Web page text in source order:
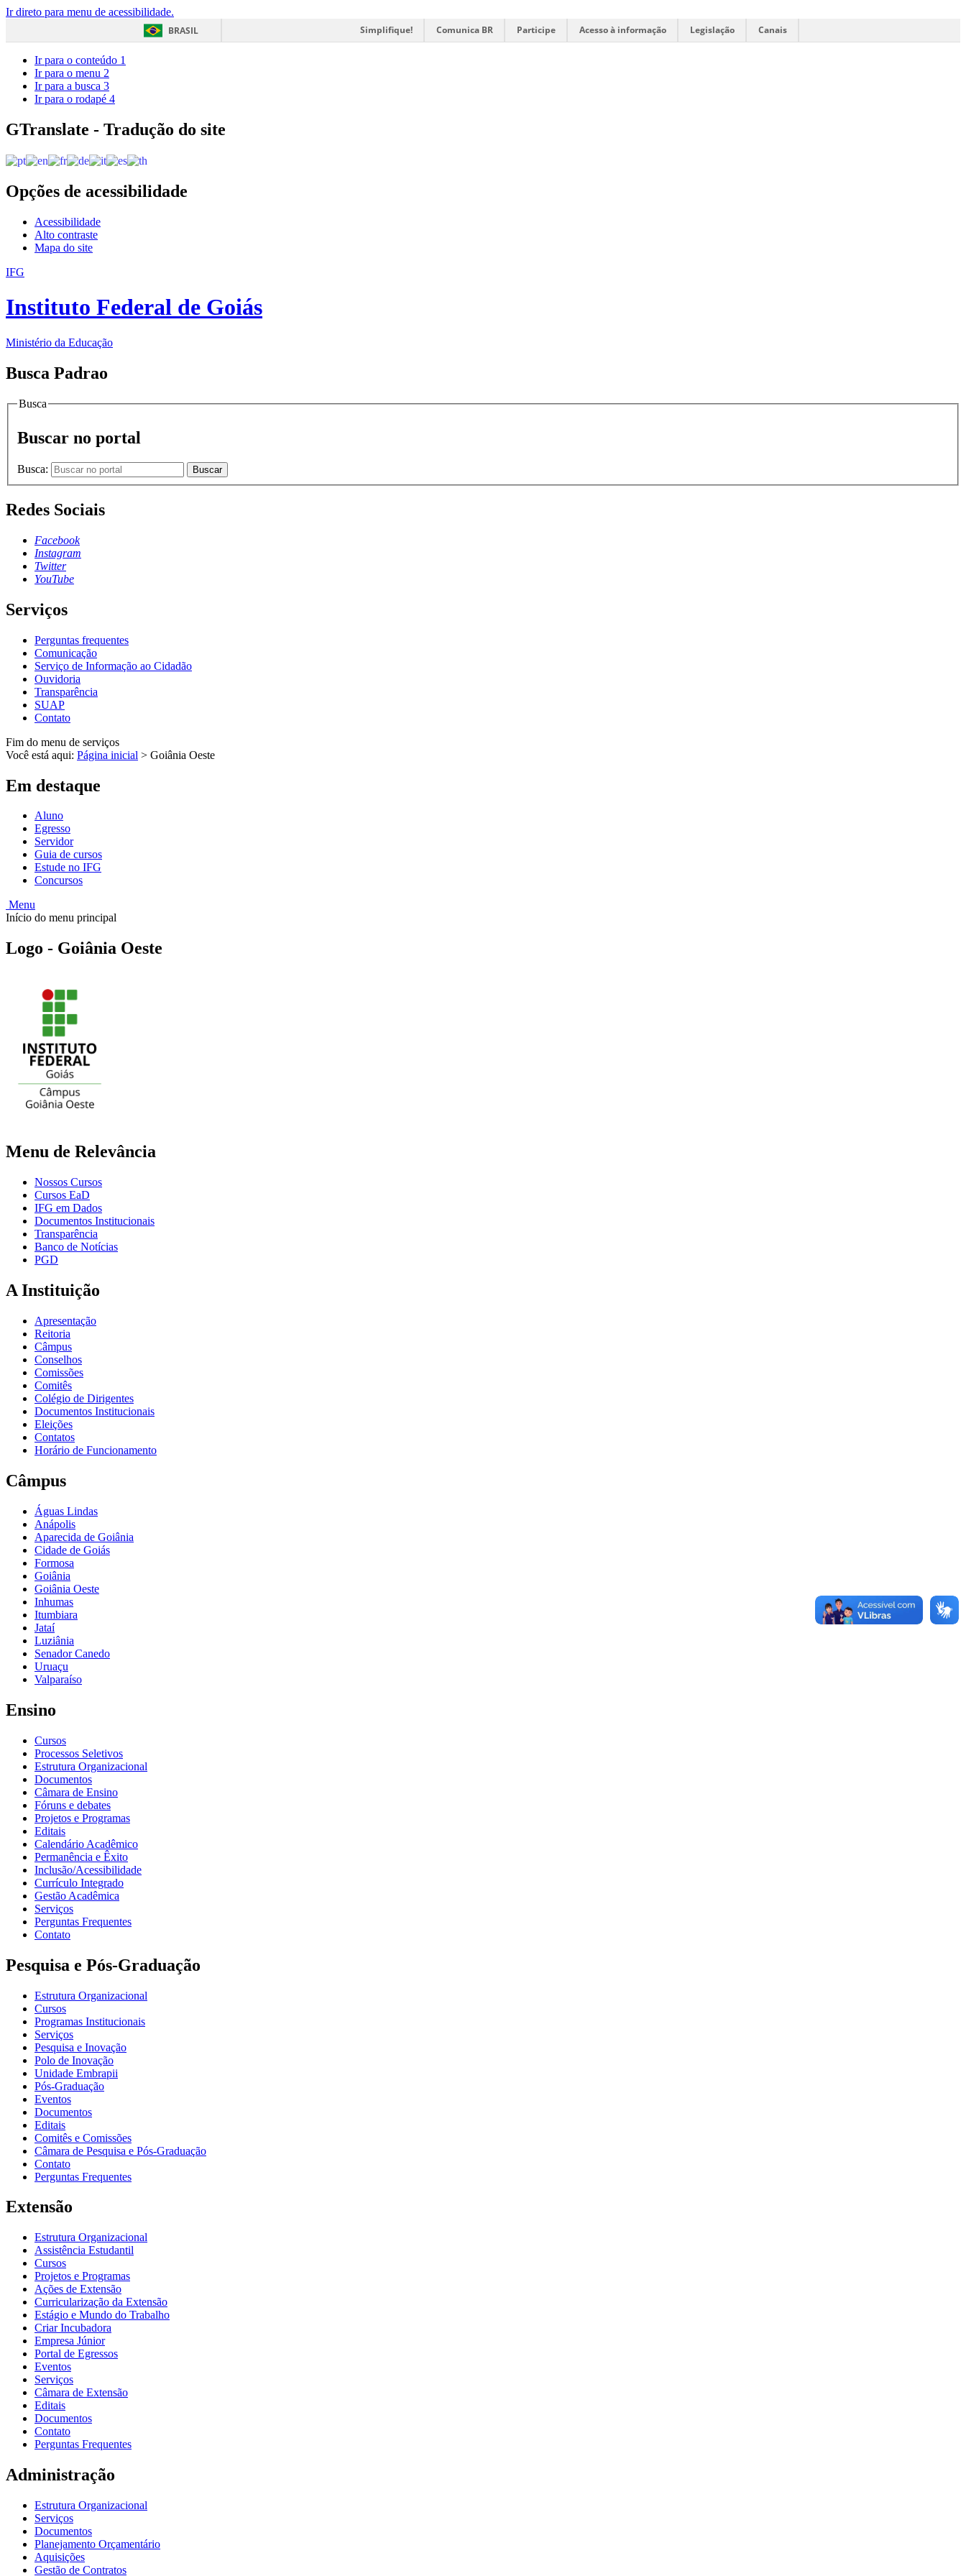
Ir direto para menu de acessibilidade.
BRASIL
Simplifique! Comunica BR Participe Acesso à informação Legislação Canais
Ir para o conteúdo 1
Ir para o menu 2
Ir para a busca 3
Ir para o rodapé 4
GTranslate - Tradução do site
Opções de acessibilidade
Acessibilidade
Alto contraste
Mapa do site
IFG
Instituto Federal de Goiás
Ministério da Educação
Busca Padrao
Busca
Buscar no portal
Busca: Buscar
Redes Sociais
Facebook
Instagram
Twitter
YouTube
Serviços
Perguntas frequentes
Comunicação
Serviço de Informação ao Cidadão
Ouvidoria
Transparência
SUAP
Contato
Fim do menu de serviços
Você está aqui: Página inicial > Goiânia Oeste
Em destaque
Aluno
Egresso
Servidor
Guia de cursos
Estude no IFG
Concursos
Menu
Início do menu principal
Logo - Goiânia Oeste
Menu de Relevância
Nossos Cursos
Cursos EaD
IFG em Dados
Documentos Institucionais
Transparência
Banco de Notícias
PGD
A Instituição
Apresentação
Reitoria
Câmpus
Conselhos
Comissões
Comitês
Colégio de Dirigentes
Documentos Institucionais
Eleições
Contatos
Horário de Funcionamento
Câmpus
Águas Lindas
Anápolis
Aparecida de Goiânia
Cidade de Goiás
Formosa
Goiânia
Goiânia Oeste
Inhumas
Itumbiara
Jataí
Luziânia
Senador Canedo
Uruaçu
Valparaíso
Ensino
Cursos
Processos Seletivos
Estrutura Organizacional
Documentos
Câmara de Ensino
Fóruns e debates
Projetos e Programas
Editais
Calendário Acadêmico
Permanência e Êxito
Inclusão/Acessibilidade
Currículo Integrado
Gestão Acadêmica
Serviços
Perguntas Frequentes
Contato
Pesquisa e Pós-Graduação
Estrutura Organizacional
Cursos
Programas Institucionais
Serviços
Pesquisa e Inovação
Polo de Inovação
Unidade Embrapii
Pós-Graduação
Eventos
Documentos
Editais
Comitês e Comissões
Câmara de Pesquisa e Pós-Graduação
Contato
Perguntas Frequentes
Extensão
Estrutura Organizacional
Assistência Estudantil
Cursos
Projetos e Programas
Ações de Extensão
Curricularização da Extensão
Estágio e Mundo do Trabalho
Criar Incubadora
Empresa Júnior
Portal de Egressos
Eventos
Serviços
Câmara de Extensão
Editais
Documentos
Contato
Perguntas Frequentes
Administração
Estrutura Organizacional
Serviços
Documentos
Planejamento Orçamentário
Aquisições
Gestão de Contratos